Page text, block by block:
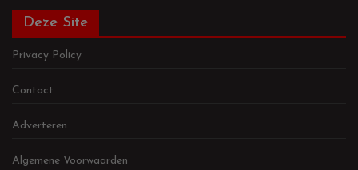
Deze Site
Privacy Policy
Contact
Adverteren
Algemene Voorwaarden